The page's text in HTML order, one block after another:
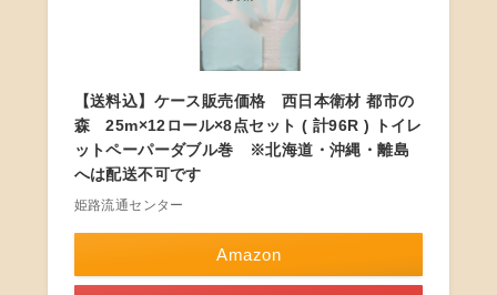
【送料込】ケース販売価格 西日本衛材 都市の
森 25m×12ロール×8点セット ( 計96R ) トイレ
ットペーパーダブル巻 ※北海道・沖縄・離島
へは配送不可です
姫路流通センター
Amazon